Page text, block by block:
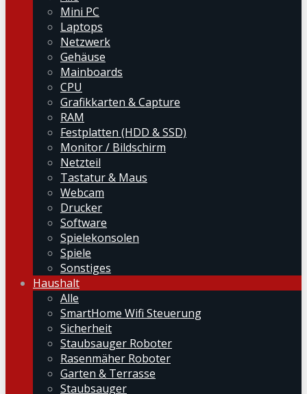
Mini PC
Laptops
Netzwerk
Gehäuse
Mainboards
CPU
Grafikkarten & Capture
RAM
Festplatten (HDD & SSD)
Monitor / Bildschirm
Netzteil
Tastatur & Maus
Webcam
Drucker
Software
Spielekonsolen
Spiele
Sonstiges
Haushalt
Alle
SmartHome Wifi Steuerung
Sicherheit
Staubsauger Roboter
Rasenmäher Roboter
Garten & Terrasse
Staubsauger